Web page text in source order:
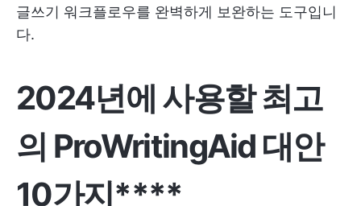
글쓰기 워크플로우를 완벽하게 보완하는 도구입니
다.
2024년에 사용할 최고
의 ProWritingAid 대안
10가지****